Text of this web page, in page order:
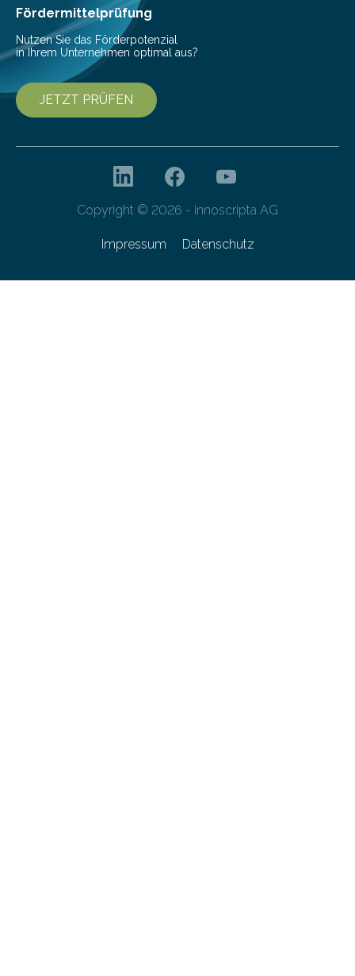
Fördermittelprüfung
Nutzen Sie das Förderpotenzial
in Ihrem Unternehmen optimal aus?
JETZT PRÜFEN
Copyright © 2026 - innoscripta AG
Impressum Datenschutz